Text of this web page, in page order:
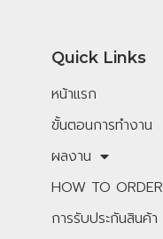
Quick Links
หน้าแรก
ขั้นตอนการทำงาน
ผลงาน
HOW TO ORDER
การรับประกันสินค้า